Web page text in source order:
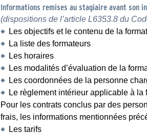
Informations remises au stagiaire avant son
(dispositions de l’article L6353.8 du
Les objectifs et le contenu de la
La liste des formateurs
Les horaires
Les modalités d’évaluation de la
Les coordonnées de la personne
Le règlement intérieur applicable à la
Pour les contrats conclus par des
frais, les informations mentionnées
Les tarifs